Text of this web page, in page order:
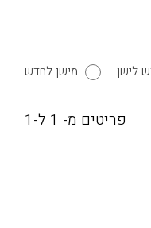
לישן
מישן לחדש
פריטים מ- 1 ל-1